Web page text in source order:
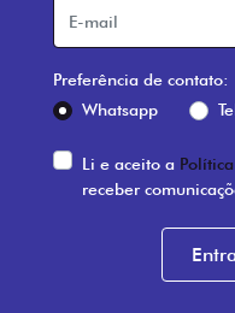
Preferência de contato:
Whatsapp
Li e aceito a
receber